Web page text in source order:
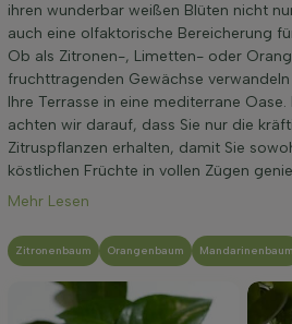
ihren wunderbar weißen Blüten nicht
auch eine olfaktorische Bereicherung
Ob als Zitronen-, Limetten- oder
fruchttragenden Gewächse
Ihre Terrasse in eine mediterrane Oase.
achten wir darauf, dass Sie nur die
Zitruspflanzen erhalten, damit Sie
köstlichen Früchte in vollen Zügen
Mehr Lesen
Zitronenbaum Orangenbaum Mandarinenbaum